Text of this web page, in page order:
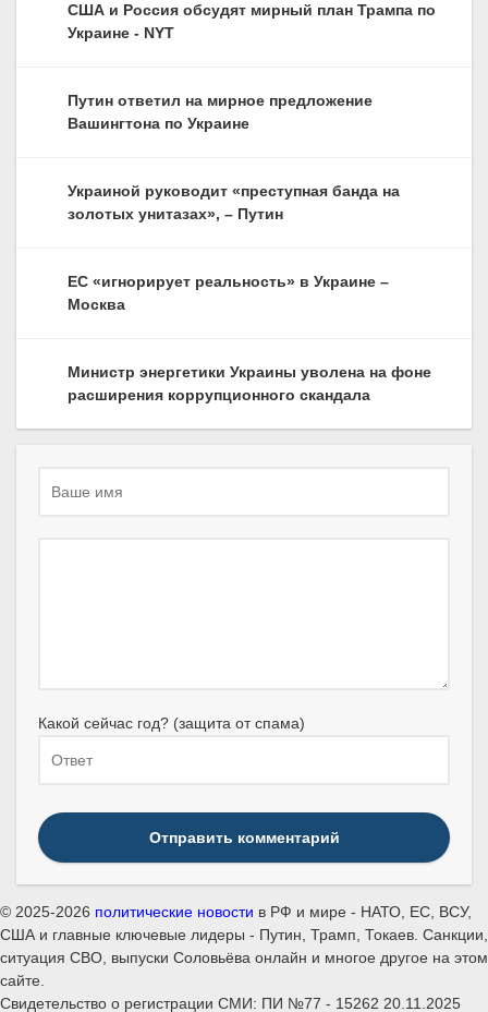
США и Россия обсудят мирный план Трампа по
Украине - NYT
Путин ответил на мирное предложение
Вашингтона по Украине
Украиной руководит «преступная банда на
золотых унитазах», – Путин
ЕС «игнорирует реальность» в Украине –
Москва
Министр энергетики Украины уволена на фоне
расширения коррупционного скандала
Какой сейчас год? (защита от спама)
Отправить комментарий
© 2025-2026 политические новости в РФ и мире - НАТО, ЕС, ВСУ,
США и главные ключевые лидеры - Путин, Трамп, Токаев. Санкции,
ситуация СВО, выпуски Соловьёва онлайн и многое другое на этом
сайте.
Свидетельство о регистрации СМИ: ПИ №77 - 15262 20.11.2025